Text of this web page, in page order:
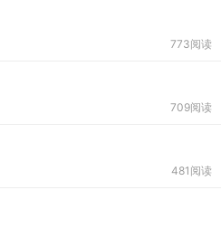
773阅读
709阅读
481阅读